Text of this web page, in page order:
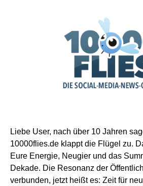
Liebe User, nach über 10 Jahren
10000flies.de klappt die Flügel zu.
Eure Energie, Neugier und das
Dekade. Die Resonanz der
verbunden, jetzt heißt es: Zeit für